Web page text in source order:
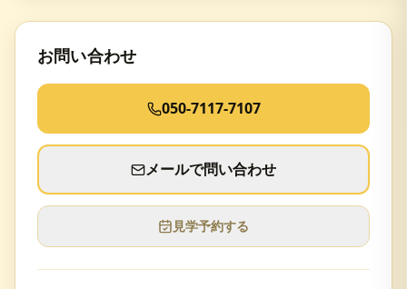
お問い合わせ
050-7117-7107
メールで問い合わせ
見学予約する